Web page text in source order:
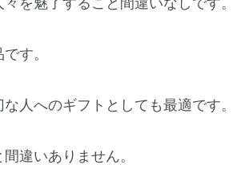
を魅了すること間違いなしです。
す。
人へのギフトとしても最適です。
違いありません。